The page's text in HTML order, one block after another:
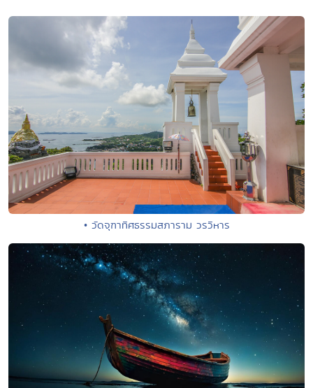
• วัดจุฑาทิศธรรมสภาราม วรวิหาร